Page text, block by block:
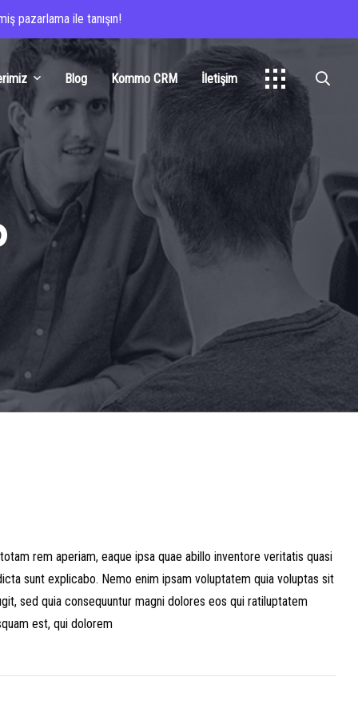
pazarlama ile tanışın!
Blog Kommo CRM İletişim
rem aperiam, eaque ipsa quae abillo inventore veritatis quasi
sunt explicabo. Nemo enim ipsam voluptatem quia voluptas sit
sed quia consequuntur magni dolores eos qui ratiluptatem
est, qui dolorem